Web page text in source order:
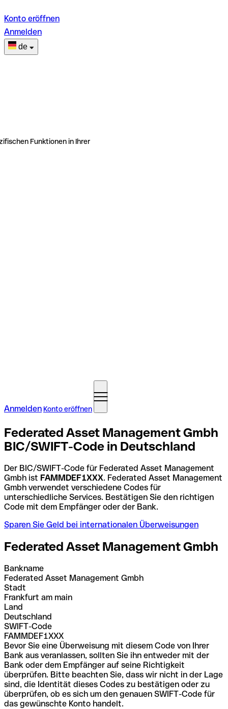
Konto eröffnen
Anmelden
de
Funktionen in Ihrer
Anmelden Konto eröffnen
Federated Asset Management Gmbh
BIC/SWIFT-Code in Deutschland
Der BIC/SWIFT-Code für Federated Asset Management
Gmbh ist FAMMDEF1XXX. Federated Asset Management
Gmbh verwendet verschiedene Codes für
unterschiedliche Services. Bestätigen Sie den richtigen
Code mit dem Empfänger oder der Bank.
Sparen Sie Geld bei internationalen Überweisungen
Federated Asset Management Gmbh
Bankname
Federated Asset Management Gmbh
Stadt
Frankfurt am main
Land
Deutschland
SWIFT-Code
FAMMDEF1XXX
Bevor Sie eine Überweisung mit diesem Code von Ihrer
Bank aus veranlassen, sollten Sie ihn entweder mit der
Bank oder dem Empfänger auf seine Richtigkeit
überprüfen. Bitte beachten Sie, dass wir nicht in der Lage
sind, die Identität dieses Codes zu bestätigen oder zu
überprüfen, ob es sich um den genauen SWIFT-Code für
das gewünschte Konto handelt.